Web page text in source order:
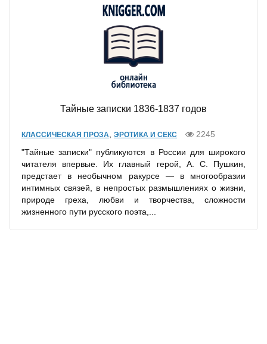
Тайные записки 1836-1837 годов
КЛАССИЧЕСКАЯ ПРОЗА ЭРОТИКА И СЕКС
2245
"Тайные записки" публикуются в России для широкого
читателя впервые. Их главный герой, А. С. Пушкин,
предстает в необычном ракурсе — в многообразии
интимных связей, в непростых размышлениях о жизни,
природе греха, любви и творчества, сложности
жизненного пути русского поэта,...